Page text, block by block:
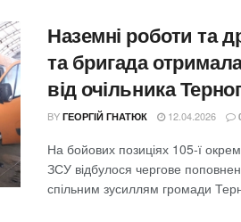
Наземні роботи та
та бригада
від очільника
BY ГЕОРГІЙ ГНАТЮК 12.04.2026
На бойових позиціях 105-ї
ЗСУ відбулося чергове
спільним зусиллям громади